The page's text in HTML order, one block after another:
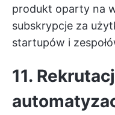
produkt oparty na
subskrypcje za
startupów i
11.